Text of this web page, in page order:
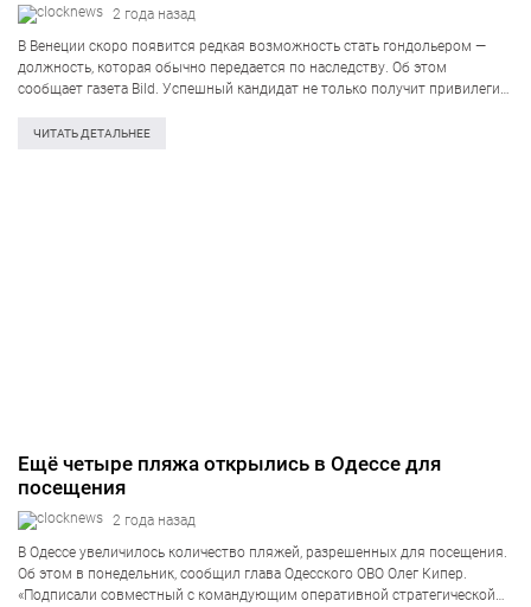
2 года назад
В Венеции скоро появится редкая возможность стать гондольером —
должность, которая обычно передается по наследству. Об этом
сообщает газета Bild. Успешный кандидат не только получит привилегию
города, но и заработает немалую сумму денег….
ЧИТАТЬ ДЕТАЛЬНЕЕ
Ещё четыре пляжа открылись в Одессе для
посещения
2 года назад
В Одессе увеличилось количество пляжей, разрешенных для посещения.
Об этом в понедельник, сообщил глава Одесского ОВО Олег Кипер.
«Подписали совместный с командующим оперативной стратегической